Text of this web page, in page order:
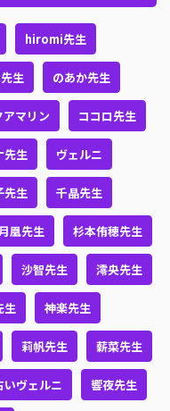
hiromi先生
生 のあか先生
アマリン ココロ先生
先生 ヴェルニ
先生 千晶先生
月凰先生 杉本侑穂先生
沙智先生 澪央先生
生 神楽先生
莉帆先生 薪菜先生
いヴェルニ 響夜先生